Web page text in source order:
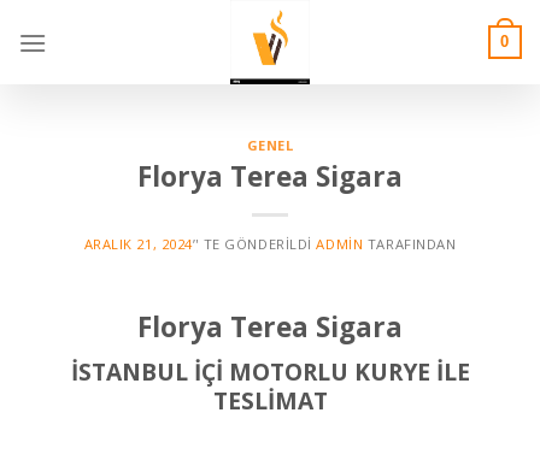
0
GENEL
Florya Terea Sigara
ARALIK 21, 2024’' TE GÖNDERILDI ADMIN TARAFINDAN
Florya Terea Sigara
İSTANBUL İÇİ MOTORLU KURYE İLE
TESLİMAT